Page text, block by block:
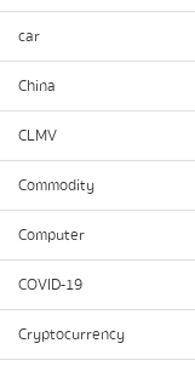
car
China
CLMV
Commodity
Computer
COVID-19
Cryptocurrency